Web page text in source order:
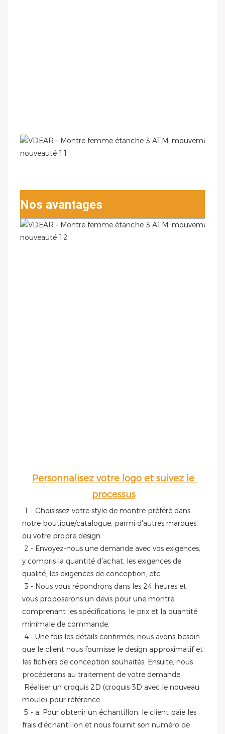
Nos avantages
Personnalisez votre logo et suivez le
processus
1 - Choisissez votre style de montre préféré dans
notre boutique/catalogue, parmi d'autres marques,
ou votre propre design.
y compris la quantité d'achat, les exigences de
qualité, les exigences de conception, etc.
vous proposerons un devis pour une montre,
comprenant les spécifications, le prix et la quantité
minimale de commande.
que le client nous fournisse le design approximatif et
les fichiers de conception souhaités. Ensuite, nous
procéderons au traitement de votre demande.
moule) pour référence.
frais d'échantillon et nous fournit son numéro de